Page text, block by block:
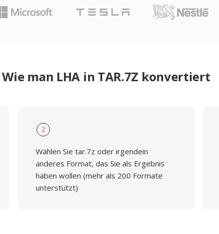
Wie man LHA in TAR.7Z konvertiert
2
Wählen Sie tar.7z oder irgendein
anderes Format, das Sie als Ergebnis
haben wollen (mehr als 200 Formate
unterstützt)